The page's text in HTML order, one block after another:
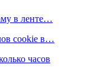
в ленте…
cookie в…
часов